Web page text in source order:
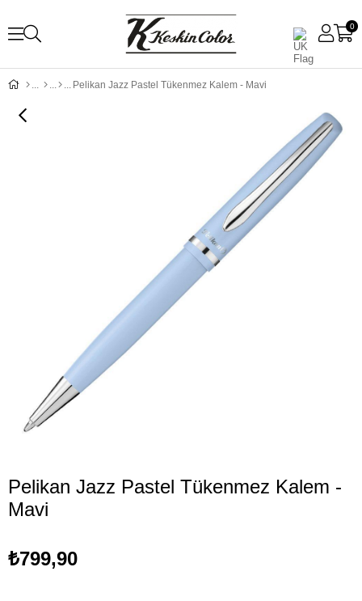
0
Pelikan Jazz Pastel Tükenmez Kalem - Mavi
Pelikan Jazz Pastel Tükenmez Kalem -
Mavi
₺799,90